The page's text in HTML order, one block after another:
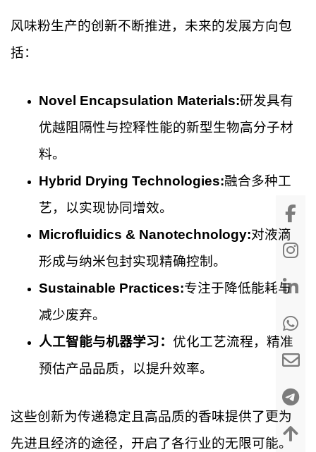
风味粉生产的创新不断推进，未来的发展方向包
括：
Novel Encapsulation Materials:研发具有
优越阻隔性与控释性能的新型生物高分子材
料。
Hybrid Drying Technologies:融合多种工
艺，以实现协同增效。
Microfluidics & Nanotechnology:对液滴
形成与纳米包封实现精确控制。
Sustainable Practices:专注于降低能耗与
减少废弃。
人工智能与机器学习： 优化工艺流程，精准
预估产品品质，以提升效率。
这些创新为传递稳定且高品质的香味提供了更为
先进且经济的途径，开启了各行业的无限可能。